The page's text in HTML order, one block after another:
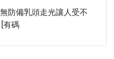
防備乳頭走光讓人受不
有碼